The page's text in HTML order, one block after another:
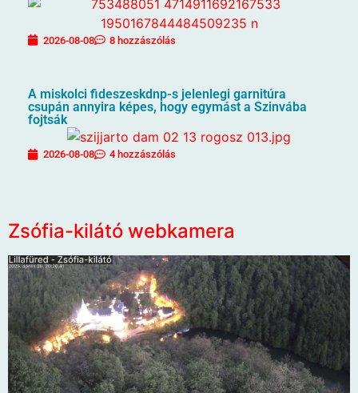
2026-08-08 8 hozzászólás
A miskolci fideszeskdnp-s jelenlegi garnitúra
csupán annyira képes, hogy egymást a Szinvába
fojtsák
2026-08-08 4 hozzászólás
Zsófia-kilátó webkamera